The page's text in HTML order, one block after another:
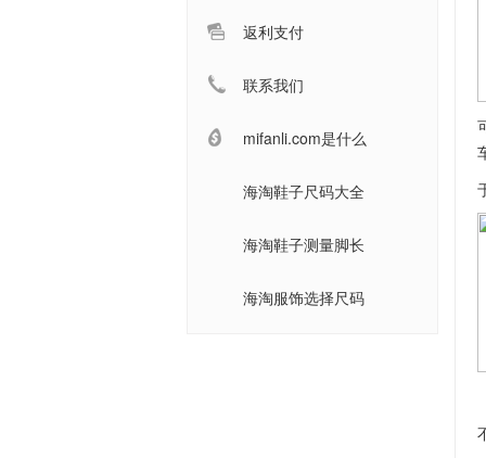
返利支付
联系我们
mifanli.com是什么
海淘鞋子尺码大全
海淘鞋子测量脚长
海淘服饰选择尺码